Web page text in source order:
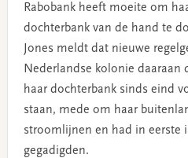
Rabobank heeft moeite om
dochterbank van de hand te
Jones meldt dat nieuwe
Nederlandse kolonie daaraan
haar dochterbank sinds eind
staan, mede om haar
stroomlijnen en had in eerste
gegadigden.